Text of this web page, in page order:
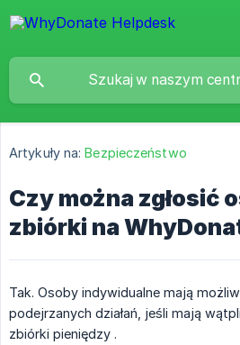
Artykuły na: Bezpieczeństwo
Czy można zgłosić
zbiórki na
Tak. Osoby indywidualne mają
podejrzanych działań, jeśli mają
zbiórki pieniędzy .